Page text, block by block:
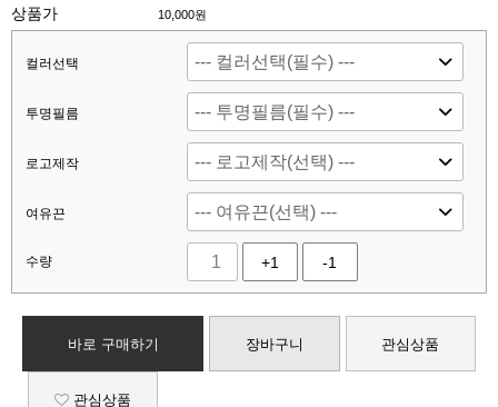
상품가 10,000원
컬러선택
투명필름
로고제작
여유끈
수량 +1 -1
바로 구매하기 장바구니 관심상품
관심상품